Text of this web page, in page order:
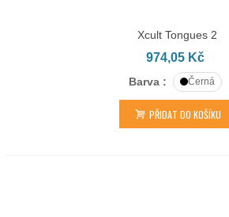
Xcult Tongues 2
974,05 Kč
Barva : Černá
PŘIDAT DO KOŠÍKU